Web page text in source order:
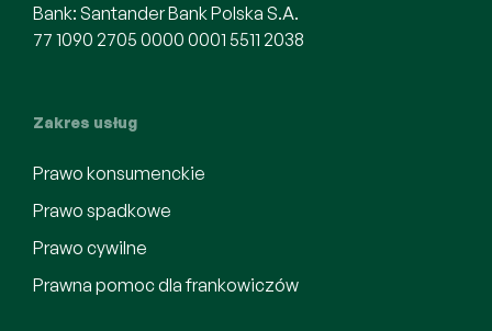
Bank: Santander Bank Polska S.A.
77 1090 2705 0000 0001 5511 2038
Zakres usług
Prawo konsumenckie
Prawo spadkowe
Prawo cywilne
Prawna pomoc dla frankowiczów